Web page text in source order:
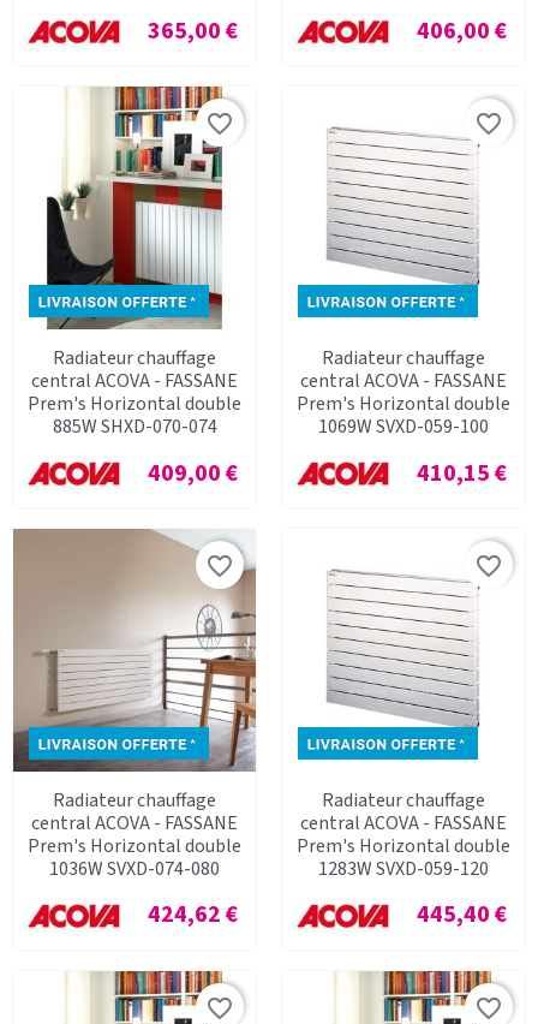
Prix
365,00 €
Prix
406,00 €
Radiateur chauffage
central ACOVA - FASSANE
Prem's Horizontal double
885W SHXD-070-074
Prix
409,00 €
favorite_border
Radiateur chauffage
central ACOVA - FASSANE
Prem's Horizontal double
1069W SVXD-059-100
Prix
410,15 €
favorite_border
Radiateur chauffage
central ACOVA - FASSANE
Prem's Horizontal double
1036W SVXD-074-080
Prix
424,62 €
favorite_border
Radiateur chauffage
central ACOVA - FASSANE
Prem's Horizontal double
1283W SVXD-059-120
Prix
445,40 €
favorite_border
favorite_border favorite_border